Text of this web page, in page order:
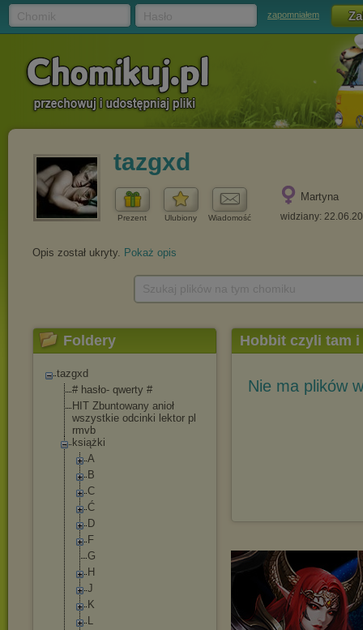
zapomniałem
tazgxd
Prezent Ulubiony Wiadomość
Martyna
widziany:
Opis został ukryty. Pokaż opis
Foldery
tazgxd
# hasło- qwerty #
HIT Zbuntowany anioł
wszystkie odcinki lektor pl
rmvb
książki
A
B
C
Ć
D
F
G
H
J
K
L
Hobbit czyli tam
Nie ma plików